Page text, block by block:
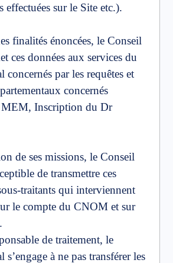
effectuées sur le Site etc.).
finalités énoncées, le Conseil
ces données aux services du
concernés par les requêtes et
concernés
Inscription du Dr
de ses missions, le Conseil
de transmettre ces
traitants qui interviennent
le compte du CNOM et sur
de traitement, le
à ne pas transférer les